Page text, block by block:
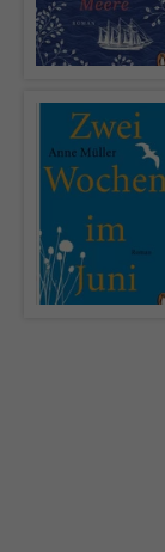
Name
Anbieter
Laufzeit
Zweck
Name